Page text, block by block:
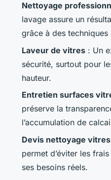
Nettoyage
lavage assure un
grâce à des
Laveur de vitres : Un
sécurité, surtout pour
hauteur.
Entretien surfaces
préserve la
l’accumulation de
Devis nettoyage vitres
permet d’éviter les
ses besoins réels.